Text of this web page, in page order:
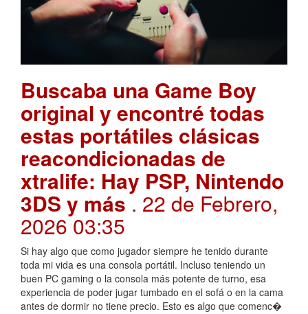
Buscaba una Game Boy
original y encontré todas
estas portátiles clásicas
reacondicionadas de
xtralife: Hay PSP, Nintendo
3DS y más. 22 de Febrero,
2026 03:35
Si hay algo que como jugador siempre he tenido durante
toda mi vida es una consola portátil. Incluso teniendo un
buen PC gaming o la consola más potente de turno, esa
experiencia de poder jugar tumbado en el sofá o en la cama
antes de dormir no tiene precio. Esto es algo que comenc�